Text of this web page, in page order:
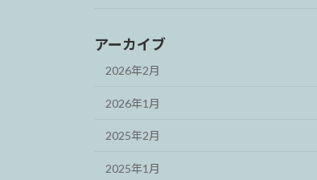
アーカイブ
2026年2月
2026年1月
2025年2月
2025年1月